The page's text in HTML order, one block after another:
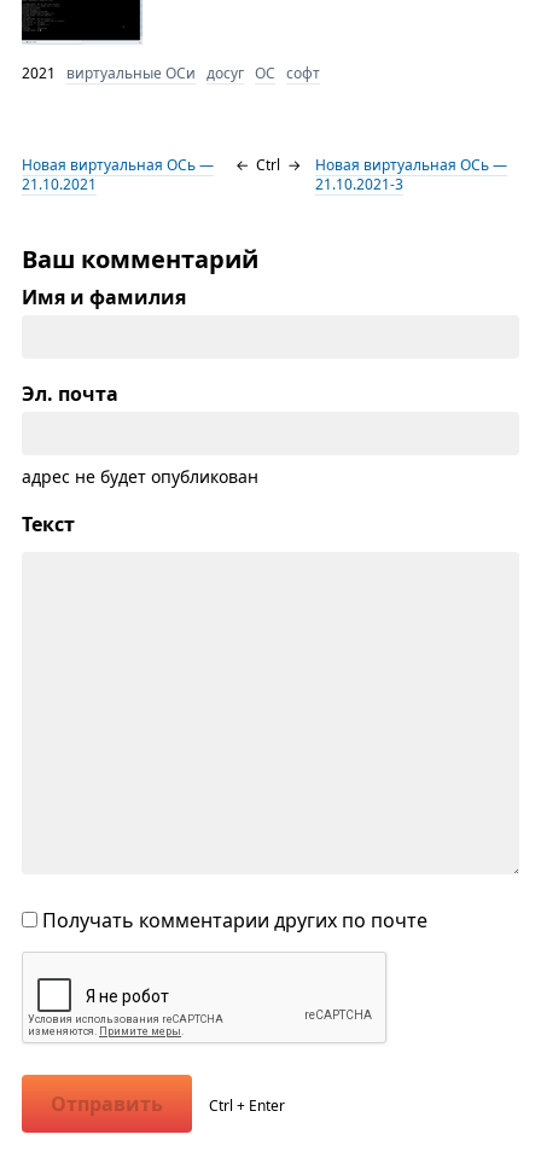
2021 виртуальные ОСи досуг ОС софт
Новая виртуальная ОСь —
21.10.2021
← Ctrl →
Новая виртуальная ОСь —
21.10.2021-3
Ваш комментарий
Имя и фамилия
Эл. почта
адрес не будет опубликован
Текст
Получать комментарии других по почте
Отправить Ctrl + Enter